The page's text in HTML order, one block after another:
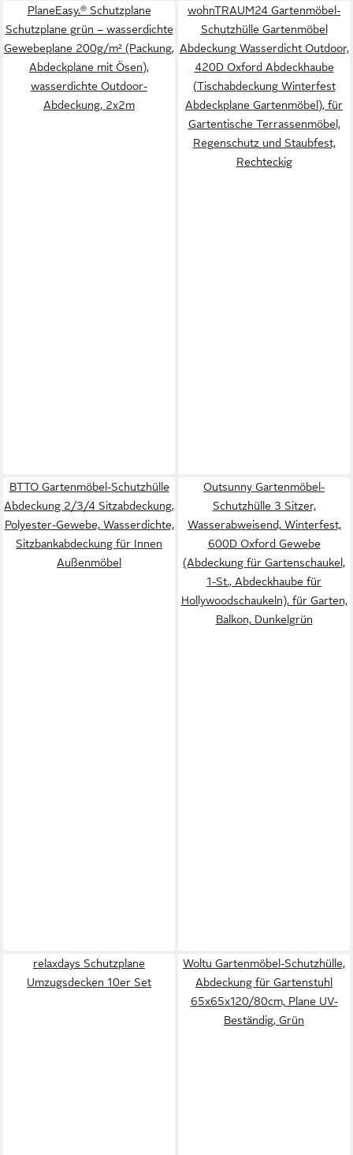
PlaneEasy.® Schutzplane
Schutzplane grün – wasserdichte
Gewebeplane 200g/m² (Packung,
Abdeckplane mit Ösen),
wasserdichte Outdoor-
Abdeckung, 2x2m
wohnTRAUM24 Gartenmöbel-
Schutzhülle Gartenmöbel
Abdeckung Wasserdicht Outdoor,
420D Oxford Abdeckhaube
(Tischabdeckung Winterfest
Abdeckplane Gartenmöbel), für
Gartentische Terrassenmöbel,
Regenschutz und Staubfest,
Rechteckig
BTTO Gartenmöbel-Schutzhülle
Abdeckung 2/3/4 Sitzabdeckung,
Polyester-Gewebe, Wasserdichte,
Sitzbankabdeckung für Innen
Außenmöbel
Outsunny Gartenmöbel-
Schutzhülle 3 Sitzer,
Wasserabweisend, Winterfest,
600D Oxford Gewebe
(Abdeckung für Gartenschaukel,
1-St., Abdeckhaube für
Hollywoodschaukeln), für Garten,
Balkon, Dunkelgrün
relaxdays Schutzplane
Umzugsdecken 10er Set
Woltu Gartenmöbel-Schutzhülle,
Abdeckung für Gartenstuhl
65x65x120/80cm, Plane UV-
Beständig, Grün